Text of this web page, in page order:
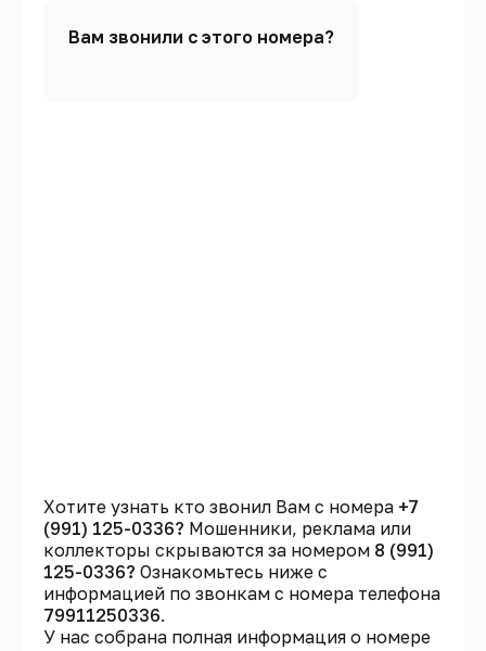
Вам звонили с этого номера?
Хотите узнать кто звонил Вам с номера +7
(991) 125-0336? Мошенники, реклама или
коллекторы скрываются за номером 8 (991)
125-0336? Ознакомьтесь ниже с
информацией по звонкам с номера телефона
79911250336.
У нас собрана полная информация о номере